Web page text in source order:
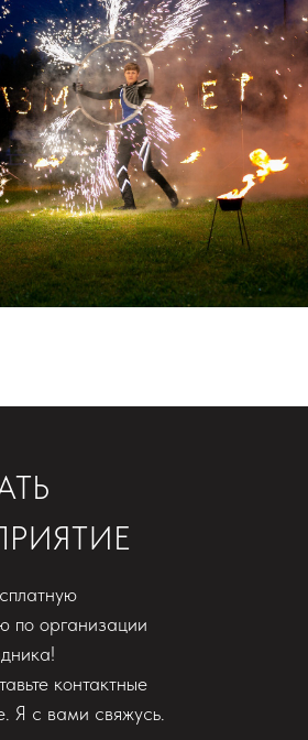
по организации
контактные
Я с вами свяжусь.